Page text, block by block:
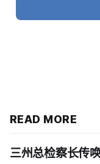
READ MORE
三州总检察长传